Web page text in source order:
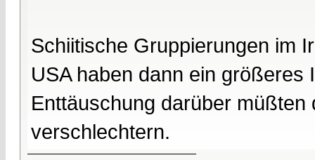
Schiitische Gruppierungen im
USA haben dann ein
Enttäuschung darüber
verschlechtern.